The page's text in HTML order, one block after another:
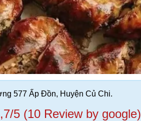
577 Ấp Đồn, Huyện Củ Chi.
5 (10 Review by google)